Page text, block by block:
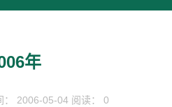
年
： 2006-05-04 阅读： 0